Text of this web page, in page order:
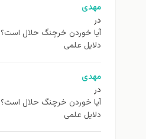
مهدی
در
آیا خوردن خرچنگ حلال
دلایل علمی
مهدی
در
آیا خوردن خرچنگ حلال
دلایل علمی